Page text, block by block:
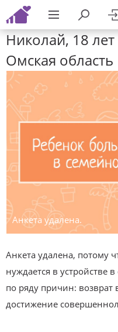
Николай, 18 лет
Омская область
Анкета удалена.
Анкета удалена, потому
нуждается в устройстве
по ряду причин:
достижение